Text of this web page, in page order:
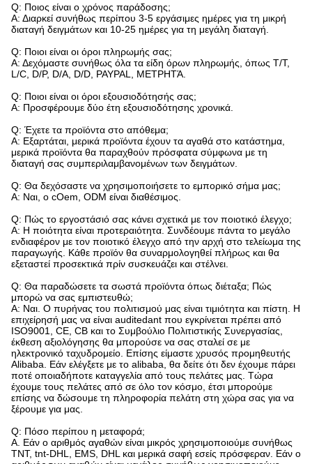
Q: Ποιος είναι ο χρόνος παράδοσης;
Α: Διαρκεί συνήθως περίπου 3-5 εργάσιμες ημέρες για τη μικρή
διαταγή δειγμάτων και 10-25 ημέρες για τη μεγάλη διαταγή.
Q: Ποιοι είναι οι όροι πληρωμής σας;
Α: Δεχόμαστε συνήθως όλα τα είδη όρων πληρωμής, όπως T/T,
L/C, D/P, D/A, D/D, PAYPAL, ΜΕΤΡΗΤΆ.
Q: Ποιοι είναι οι όροι εξουσιοδότησής σας;
Α: Προσφέρουμε δύο έτη εξουσιοδότησης χρονικά.
Q: Έχετε τα προϊόντα στο απόθεμα;
Α: Εξαρτάται, μερικά προϊόντα έχουν τα αγαθά στο κατάστημα,
μερικά προϊόντα θα παραχθούν πρόσφατα σύμφωνα με τη
διαταγή σας συμπεριλαμβανομένων των δειγμάτων.
Q: Θα δεχόσαστε να χρησιμοποιήσετε το εμπορικό σήμα μας;
Α: Ναι, ο cOem, ODM είναι διαθέσιμος.
Q: Πώς το εργοστάσιό σας κάνει σχετικά με τον ποιοτικό έλεγχο;
Α: Η ποιότητα είναι προτεραιότητα. Συνδέουμε πάντα το μεγάλο
ενδιαφέρον με τον ποιοτικό έλεγχο από την αρχή στο τελείωμα της
παραγωγής. Κάθε προϊόν θα συναρμολογηθεί πλήρως και θα
εξεταστεί προσεκτικά πρίν συσκευάζει και στέλνει.
Q: Θα παραδώσετε τα σωστά προϊόντα όπως διέταξα; Πώς
μπορώ να σας εμπιστευθώ;
Α: Ναι. Ο πυρήνας του πολιτισμού μας είναι τιμιότητα και πίστη. Η
επιχείρησή μας να είναι auditedant που εγκρίνεται πρέπει από
ISO9001, CE, CB και το Συμβούλιο Πολιτιστικής Συνεργασίας,
έκθεση αξιολόγησης θα μπορούσε να σας σταλεί σε με
ηλεκτρονικό ταχυδρομείο. Επίσης είμαστε χρυσός προμηθευτής
Alibaba. Εάν ελέγξετε με το alibaba, θα δείτε ότι δεν έχουμε πάρει
ποτέ οποιαδήποτε καταγγελία από τους πελάτες μας. Τώρα
έχουμε τους πελάτες από σε όλο τον κόσμο, έτσι μπορούμε
επίσης να δώσουμε τη πληροφορία πελάτη στη χώρα σας για να
ξέρουμε για μας.
Q: Πόσο περίπου η μεταφορά;
Α. Εάν ο αριθμός αγαθών είναι μικρός χρησιμοποιούμε συνήθως
TNT, tnt-DHL, EMS, DHL και μερικά σαφή εσείς πρόσφεραν. Εάν ο